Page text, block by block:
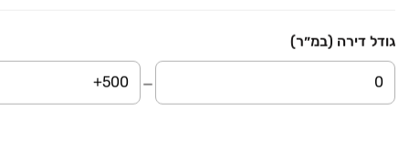
גודל דירה (במ״ר)
טופז נכסים
₪ 165,000